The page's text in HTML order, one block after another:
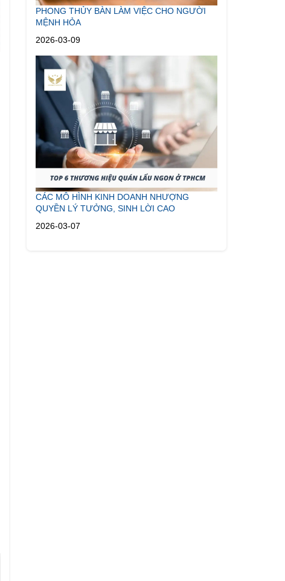
PHONG THỦY BÀN LÀM VIỆC CHO NGƯỜI
MỆNH HỎA
2026-03-09
CÁC MÔ HÌNH KINH DOANH NHƯỢNG
QUYỀN LÝ TƯỞNG, SINH LỜI CAO
2026-03-07